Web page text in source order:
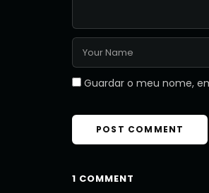
Guardar o meu nome,
1 COMMENT